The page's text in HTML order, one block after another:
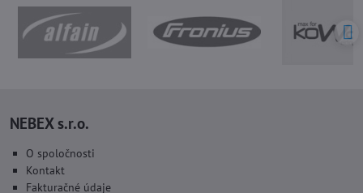
NEBEX s.r.o.
O spoločnosti
Kontakt
Fakturačné údaje